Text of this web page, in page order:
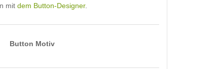
mit dem Button-Designer.
Button Motiv